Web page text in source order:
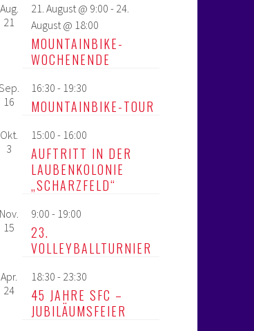
Aug.
21
21. August @ 9:00 - 24.
August @ 18:00
MOUNTAINBIKE-
WOCHENENDE
16
16:30 - 19:30
MOUNTAINBIKE-TOUR
Okt.
3
15:00 - 16:00
AUFTRITT IN DER
LAUBENKOLONIE
„SCHARZFELD“
Nov.
15
9:00 - 19:00
23.
VOLLEYBALLTURNIER
Apr.
24
18:30 - 23:30
45 JAHRE SFC –
JUBILÄUMSFEIER